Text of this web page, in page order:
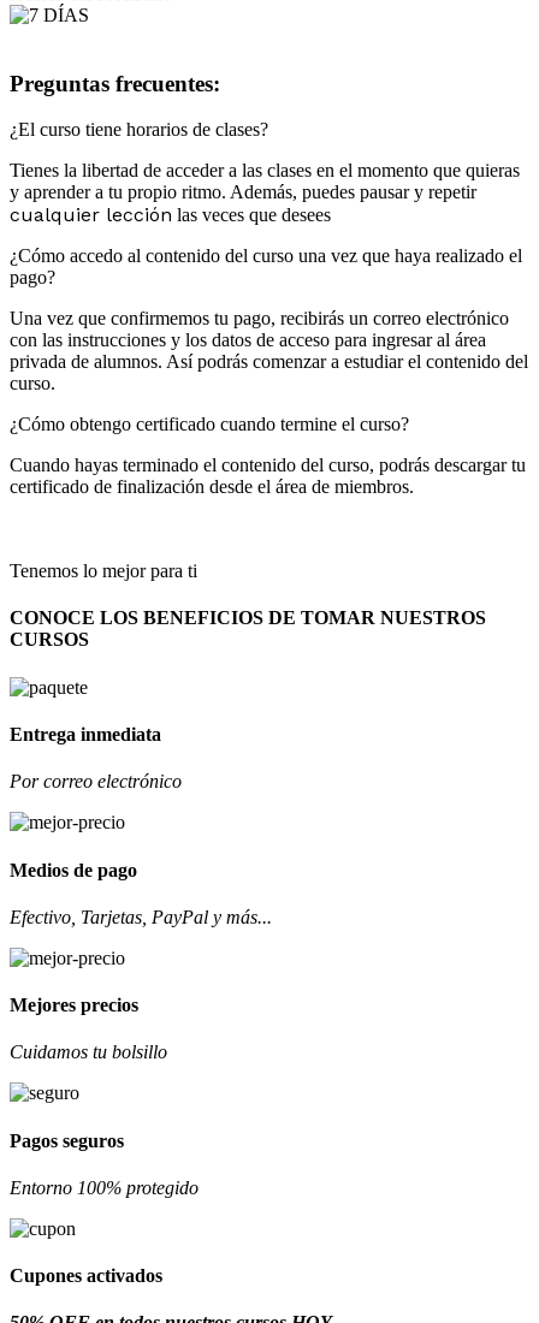
Preguntas frecuentes:
¿El curso tiene horarios de clases?
Tienes la libertad de acceder a las clases en el momento que quieras
y aprender a tu propio ritmo. Además, puedes pausar y repetir
cualquier lección las veces que desees
¿Cómo accedo al contenido del curso una vez que haya realizado el
pago?
Una vez que confirmemos tu pago, recibirás un correo electrónico
con las instrucciones y los datos de acceso para ingresar al área
privada de alumnos. Así podrás comenzar a estudiar el contenido del
curso.
¿Cómo obtengo certificado cuando termine el curso?
Cuando hayas terminado el contenido del curso, podrás descargar tu
certificado de finalización desde el área de miembros.
Tenemos lo mejor para ti
CONOCE LOS BENEFICIOS DE TOMAR NUESTROS
CURSOS
Entrega inmediata
Por correo electrónico
Medios de pago
Efectivo, Tarjetas, PayPal y más...
Mejores precios
Cuidamos tu bolsillo
Pagos seguros
Entorno 100% protegido
Cupones activados